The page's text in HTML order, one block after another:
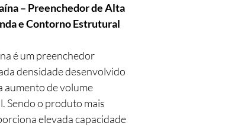
– Preenchedor de Alta
e Contorno Estrutural
é um preenchedor
densidade desenvolvido
aumento de volume
Sendo o produto mais
elevada capacidade